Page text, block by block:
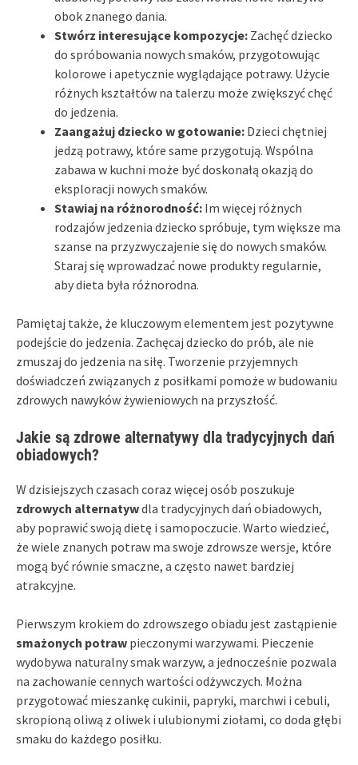
obok znanego dania.
Stwórz interesujące kompozycje: Zachęć dziecko
do spróbowania nowych smaków, przygotowując
kolorowe i apetycznie wyglądające potrawy. Użycie
różnych kształtów na talerzu może zwiększyć chęć
do jedzenia.
Zaangażuj dziecko w gotowanie: Dzieci chętniej
jedzą potrawy, które same przygotują. Wspólna
zabawa w kuchni może być doskonałą okazją do
eksploracji nowych smaków.
Stawiaj na różnorodność: Im więcej różnych
rodzajów jedzenia dziecko spróbuje, tym większe ma
szanse na przyzwyczajenie się do nowych smaków.
Staraj się wprowadzać nowe produkty regularnie,
aby dieta była różnorodna.
Pamiętaj także, że kluczowym elementem jest pozytywne
podejście do jedzenia. Zachęcaj dziecko do prób, ale nie
zmuszaj do jedzenia na siłę. Tworzenie przyjemnych
doświadczeń związanych z posiłkami pomoże w budowaniu
zdrowych nawyków żywieniowych na przyszłość.
Jakie są zdrowe alternatywy dla tradycyjnych dań
obiadowych?
W dzisiejszych czasach coraz więcej osób poszukuje
zdrowych alternatywdla tradycyjnych dań obiadowych,
aby poprawić swoją dietę i samopoczucie. Warto wiedzieć,
że wiele znanych potraw ma swoje zdrowsze wersje, które
mogą być równie smaczne, a często nawet bardziej
atrakcyjne.
Pierwszym krokiem do zdrowszego obiadu jest zastąpienie
smażonych potraw pieczonymi warzywami. Pieczenie
wydobywa naturalny smak warzyw, a jednocześnie pozwala
na zachowanie cennych wartości odżywczych. Można
przygotować mieszankę cukinii, papryki, marchwi i cebuli,
skropioną oliwą z oliwek i ulubionymi ziołami, co doda głębi
smaku do każdego posiłku.